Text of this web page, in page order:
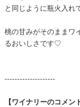
と同じように瓶火入れ
桃の甘みがそのままワ
るおいしさです♡
--------------------
【ワイナリーのコメン